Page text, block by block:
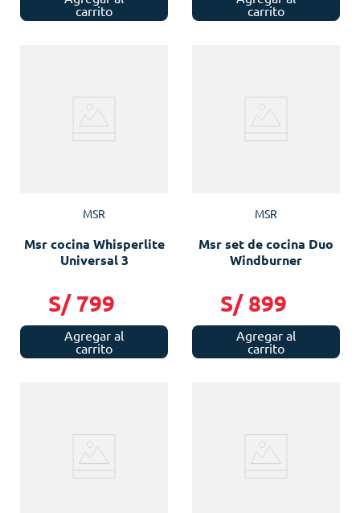
carrito
carrito
MSR
Msr cocina Whisperlite
Universal 3
S/ 799
Agregar al
carrito
MSR
Msr set de cocina Duo
Windburner
S/ 899
Agregar al
carrito